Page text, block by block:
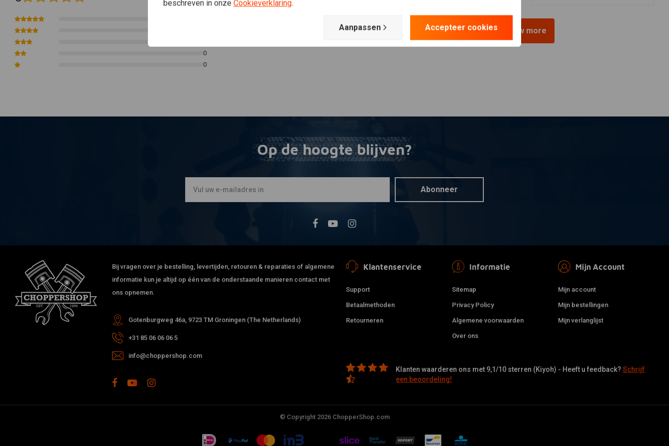
0
0
View more
Op de hoogte blijven?
Abonneer
Bij vragen over je bestelling, levertijden, retouren & reparaties of algemene
informatie kun je altijd op één van de onderstaande manieren contact met
ons opnemen.
Gotenburgweg 46a, 9723 TM Groningen (The Netherlands)
+31 85 06 06 06 5
info@choppershop.com
Klantenservice
Support
Betaalmethoden
Retourneren
Informatie
Sitemap
Privacy Policy
Algemene voorwaarden
Over ons
Mijn Account
Mijn account
Mijn bestellingen
Mijn verlanglijst
Klanten waarderen ons met 9,1/10 sterren (Kiyoh) - Heeft u feedback?Schrijf
een beoordeling!
© Copyright 2026 ChopperShop.com
beschreven in onze Cookieverklaring.
Aanpassen Accepteer cookies